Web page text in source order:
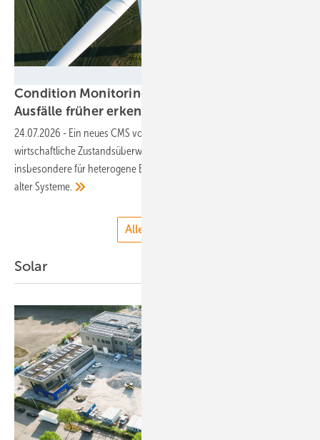
Condition Monitoring: Wie Windparkbetreiber
Ausfälle früher erkennen
24.07.2026 - Ein neues CMS von Bachmann zielt auf eine
wirtschaftliche Zustandsüberwachung des Antriebsstrangs –
insbesondere für heterogene Bestandsflotten und den Austausch
alterSysteme.
Alle anzeigen
Solar